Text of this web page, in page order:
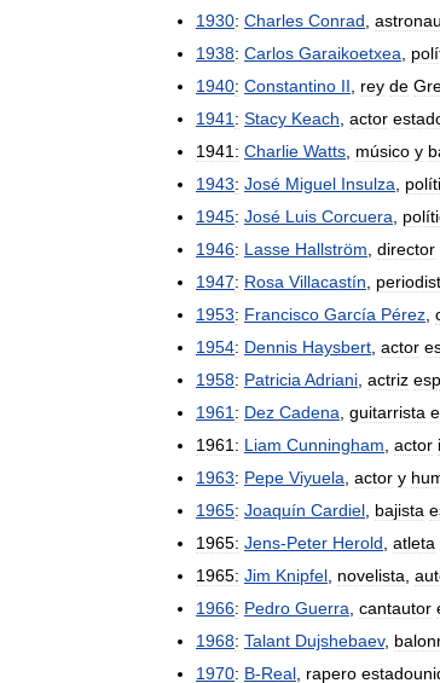
1930: Charles Conrad
1938: Carlos Garaikoetxea
1940: Constantino II rey de
1941 : Stacy Keach actor
1941: Charlie Watts músico y
1943: José Miguel Insulza
1945: José Luis Corcuera
1946: Lasse Hallström director
1947: Rosa Villacastín
1953: Francisco García Pérez
1954: Dennis Haysbert actor
1958: Patricia Adriani actriz
1961 : Dez Cadena guitarrista
1961: Liam Cunningham actor
1963: Pepe Viyuela actor y
1965: Joaquín Cardiel bajista
1965: Jens-Peter Herold atleta
1965: Jim Knipfel novelista
1966: Pedro Guerra cantautor
1968: Talant Dujshebaev,
1970: B-Real rapero